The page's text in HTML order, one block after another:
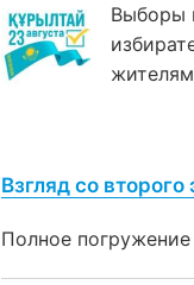
Выборы
Взгляд со второго
Полное погружение